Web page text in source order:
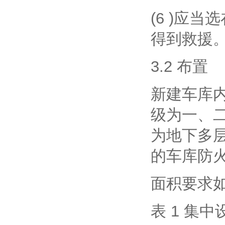
(6 )应当
得到救援
3.2 布置
新建车库
级为一、
为地下多
的车库防
面积要求
表 1 集中